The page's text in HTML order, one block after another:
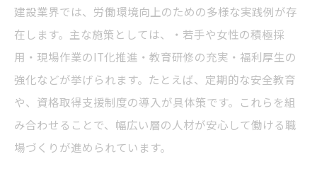
建設業界では、労働環境向上のための多様な実践例が存
在します。主な施策としては、・若手や女性の積極採
用・現場作業のIT化推進・教育研修の充実・福利厚生の
強化などが挙げられます。たとえば、定期的な安全教育
や、資格取得支援制度の導入が具体策です。これらを組
み合わせることで、幅広い層の人材が安心して働ける職
場づくりが進められています。